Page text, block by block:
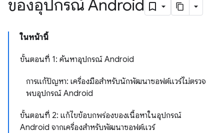
ของอุปกรณ์ Android
ในหน้านี้
ขั้นตอนที่ 1: ค้นหาอุปกรณ์ Android
การแก้ปัญหา: เครื่องมือสำหรับนักพัฒนาซอฟต์แวร์ไม่ตรวจ
พบอุปกรณ์ Android
ขั้นตอนที่ 2: แก้ไขข้อบกพร่องของเนื้อหาในอุปกรณ์
Android จากเครื่องสำหรับพัฒนาซอฟต์แวร์